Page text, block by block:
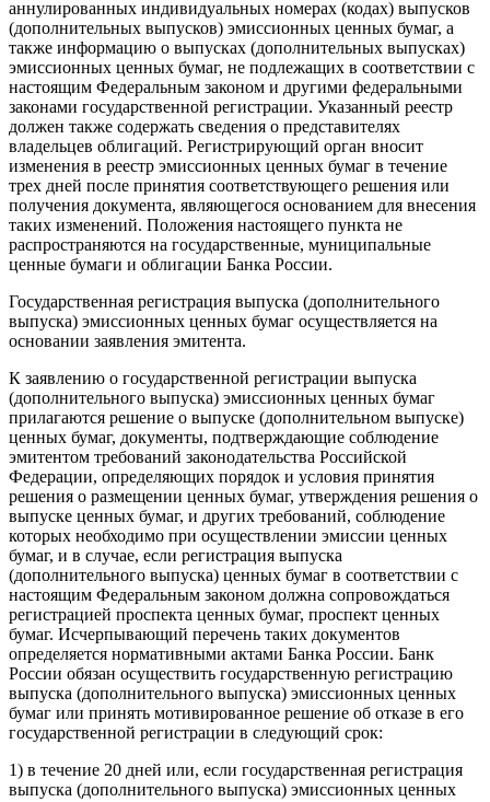
аннулированных индивидуальных номерах (кодах) выпусков
(дополнительных выпусков) эмиссионных ценных бумаг, а
также информацию о выпусках (дополнительных выпусках)
эмиссионных ценных бумаг, не подлежащих в соответствии с
настоящим Федеральным законом и другими федеральными
законами государственной регистрации. Указанный реестр
должен также содержать сведения о представителях
владельцев облигаций. Регистрирующий орган вносит
изменения в реестр эмиссионных ценных бумаг в течение
трех дней после принятия соответствующего решения или
получения документа, являющегося основанием для внесения
таких изменений. Положения настоящего пункта не
распространяются на государственные, муниципальные
ценные бумаги и облигации Банка России.
Государственная регистрация выпуска (дополнительного
выпуска) эмиссионных ценных бумаг осуществляется на
основании заявления эмитента.
К заявлению о государственной регистрации выпуска
(дополнительного выпуска) эмиссионных ценных бумаг
прилагаются решение о выпуске (дополнительном выпуске)
ценных бумаг, документы, подтверждающие соблюдение
эмитентом требований законодательства Российской
Федерации, определяющих порядок и условия принятия
решения о размещении ценных бумаг, утверждения решения о
выпуске ценных бумаг, и других требований, соблюдение
которых необходимо при осуществлении эмиссии ценных
бумаг, и в случае, если регистрация выпуска
(дополнительного выпуска) ценных бумаг в соответствии с
настоящим Федеральным законом должна сопровождаться
регистрацией проспекта ценных бумаг, проспект ценных
бумаг. Исчерпывающий перечень таких документов
определяется нормативными актами Банка России. Банк
России обязан осуществить государственную регистрацию
выпуска (дополнительного выпуска) эмиссионных ценных
бумаг или принять мотивированное решение об отказе в его
государственной регистрации в следующий срок:
1) в течение 20 дней или, если государственная регистрация
выпуска (дополнительного выпуска) эмиссионных ценных